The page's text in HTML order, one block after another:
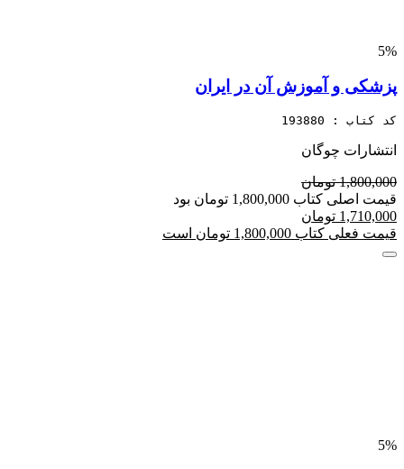
5%
پزشکی و آموزش آن در ایران
کد کتاب : 193880
انتشارات چوگان
1,800,000 تومان
قیمت اصلی کتاب 1,800,000 تومان بود
1,710,000 تومان
قیمت فعلی کتاب 1,800,000 تومان است
5%